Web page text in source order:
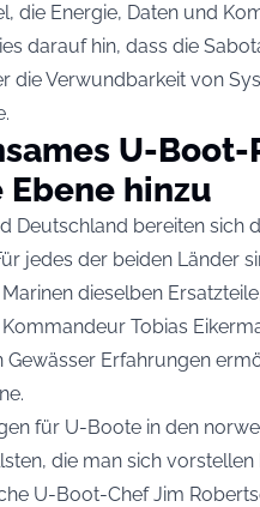
die Energie, Daten und
darauf hin, dass die
die Verwundbarkeit von
U-
hinzu
Deutschland bereiten sich
jedes der beiden Länder
dieselben
Tobias
Gewässer Erfahrungen
für U-Boote in den
die man sich vorstellen
U-Boot-Chef Jim